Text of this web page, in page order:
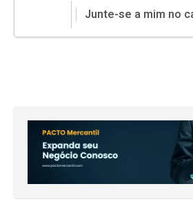
Junte-se a mim no